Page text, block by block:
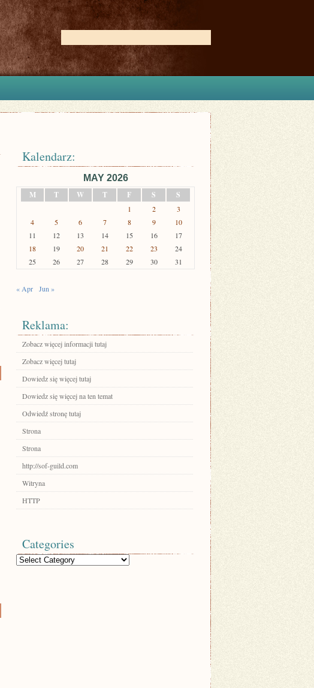
Kalendarz:
MAY 2026
M
T W T F S S
1 2
3
4
5 6 7 8 9
10
11
12 13 14 15 16
17
18
19 20 21 22 23
24
25
26 27 28 29 30 31
« Apr Jun »
Reklama:
Zobacz więcej informacji tutaj
Zobacz więcej tutaj
Dowiedz się więcej tutaj
Dowiedz się więcej na ten temat
Odwiedź stronę tutaj
Strona
Strona
http://sof-guild.com
Witryna
HTTP
Categories
Categories